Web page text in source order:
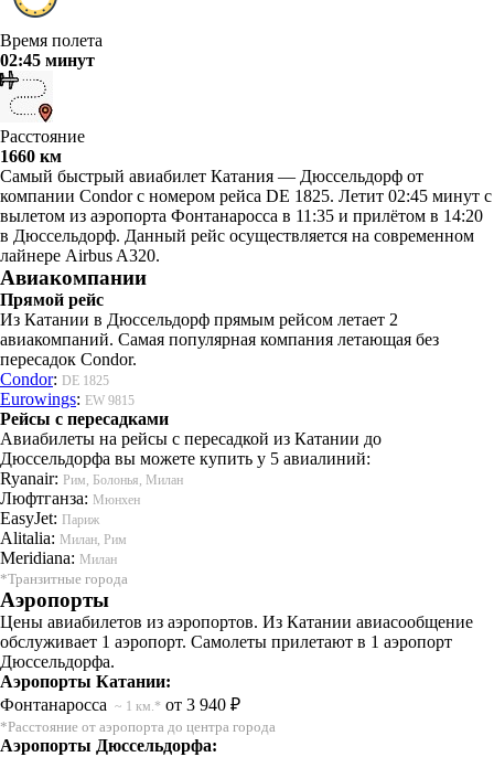
Время полета
02:45 минут
Расстояние
1660 км
Самый быстрый авиабилет Катания — Дюссельдорф от
компании Condor с номером рейса DE 1825. Летит 02:45 минут с
вылетом из аэропорта Фонтанаросса в 11:35 и прилётом в 14:20
в Дюссельдорф. Данный рейс осуществляется на современном
лайнере Airbus A320.
Авиакомпании
Прямой рейс
Из Катании в Дюссельдорф прямым рейсом летает 2
авиакомпаний. Самая популярная компания летающая без
пересадок Condor.
Condor: DE 1825
Eurowings: EW 9815
Рейсы с пересадками
Авиабилеты на рейсы с пересадкой из Катании до
Дюссельдорфа вы можете купить у 5 авиалиний:
Ryanair: Рим, Болонья, Милан
Люфтганза: Мюнхен
EasyJet: Париж
Alitalia: Милан, Рим
Meridiana: Милан
*Транзитные города
Аэропорты
Цены авиабилетов из аэропортов. Из Катании авиасообщение
обслуживает 1 аэропорт. Самолеты прилетают в 1 аэропорт
Дюссельдорфа.
Аэропорты Катании:
Фонтанаросса ~ 1 км.* от 3 940 ₽
*Расстояние от аэропорта до центра города
Аэропорты Дюссельдорфа: